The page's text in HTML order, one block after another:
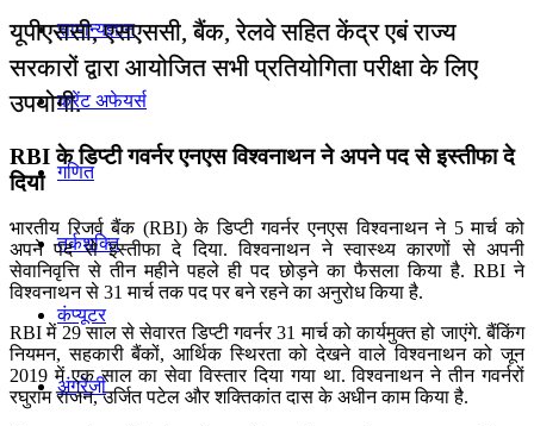
सामान्यज्ञान
करेंट अफेयर्स
गणित
तर्कशक्ति
कंप्यूटर
अंग्रेजी
यूपीएससी, एसएससी, बैंक, रेलवे सहित केंद्र एबं राज्य
सरकारों द्वारा आयोजित सभी प्रतियोगिता परीक्षा के लिए
उपयोगी.
RBI के डिप्टी गवर्नर एनएस विश्वनाथन ने अपने पद से इस्तीफा दे
दिया
भारतीय रिजर्व बैंक (RBI) के डिप्टी गवर्नर एनएस विश्वनाथन ने 5 मार्च को
अपने पद से इस्तीफा दे दिया. विश्वनाथन ने स्वास्थ्य कारणों से अपनी
सेवानिवृत्ति से तीन महीने पहले ही पद छोड़ने का फैसला किया है. RBI ने
विश्वनाथन से 31 मार्च तक पद पर बने रहने का अनुरोध किया है.
RBI में 29 साल से सेवारत डिप्टी गवर्नर 31 मार्च को कार्यमुक्त हो जाएंगे. बैंकिंग
नियमन, सहकारी बैंकों, आर्थिक स्थिरता को देखने वाले विश्वनाथन को जून
2019 में एक साल का सेवा विस्तार दिया गया था. विश्वनाथन ने तीन गवर्नरों
रघुराम राजन, उर्जित पटेल और शक्तिकांत दास के अधीन काम किया है.